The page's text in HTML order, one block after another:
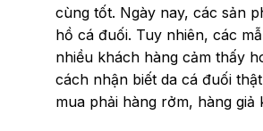
cùng tốt. Ngày nay, các sản
hồ cá đuối. Tuy nhiên, các
nhiều khách hàng cảm thấy
cách nhận biết da cá đuối
mua phải hàng rởm, hàng giả